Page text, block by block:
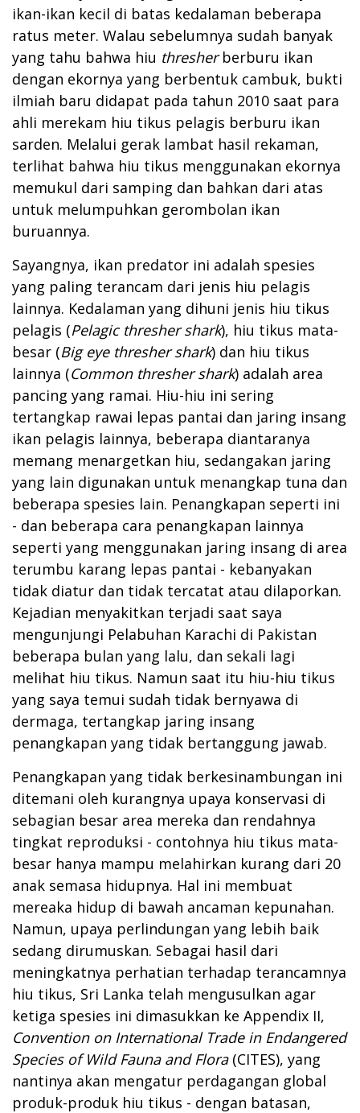
ikan-ikan kecil di batas kedalaman beberapa
ratus meter. Walau sebelumnya sudah banyak
yang tahu bahwa hiu thresherberburu ikan
dengan ekornya yang berbentuk cambuk, bukti
ilmiah baru didapat pada tahun 2010 saat para
ahli merekam hiu tikus pelagis berburu ikan
sarden. Melalui gerak lambat hasil rekaman,
terlihat bahwa hiu tikus menggunakan ekornya
memukul dari samping dan bahkan dari atas
untuk melumpuhkan gerombolan ikan
buruannya.
Sayangnya, ikan predator ini adalah spesies
yang paling terancam dari jenis hiu pelagis
lainnya. Kedalaman yang dihuni jenis hiu tikus
pelagis (Pelagic thresher shark), hiu tikus mata-
besar (Big eye thresher shark) dan hiu tikus
lainnya (Common thresher shark) adalah area
pancing yang ramai. Hiu-hiu ini sering
tertangkap rawai lepas pantai dan jaring insang
ikan pelagis lainnya, beberapa diantaranya
memang menargetkan hiu, sedangakan jaring
yang lain digunakan untuk menangkap tuna dan
beberapa spesies lain. Penangkapan seperti ini
- dan beberapa cara penangkapan lainnya
seperti yang menggunakan jaring insang di area
terumbu karang lepas pantai - kebanyakan
tidak diatur dan tidak tercatat atau dilaporkan.
Kejadian menyakitkan terjadi saat saya
mengunjungi Pelabuhan Karachi di Pakistan
beberapa bulan yang lalu, dan sekali lagi
melihat hiu tikus. Namun saat itu hiu-hiu tikus
yang saya temui sudah tidak bernyawa di
dermaga, tertangkap jaring insang
penangkapan yang tidak bertanggung jawab.
Penangkapan yang tidak berkesinambungan ini
ditemani oleh kurangnya upaya konservasi di
sebagian besar area mereka dan rendahnya
tingkat reproduksi - contohnya hiu tikus mata-
besar hanya mampu melahirkan kurang dari 20
anak semasa hidupnya. Hal ini membuat
mereaka hidup di bawah ancaman kepunahan.
Namun, upaya perlindungan yang lebih baik
sedang dirumuskan. Sebagai hasil dari
meningkatnya perhatian terhadap terancamnya
hiu tikus, Sri Lanka telah mengusulkan agar
ketiga spesies ini dimasukkan ke Appendix II,
Convention on International Trade in Endangered
Species of Wild Fauna and Flora(CITES), yang
nantinya akan mengatur perdagangan global
produk-produk hiu tikus - dengan batasan,